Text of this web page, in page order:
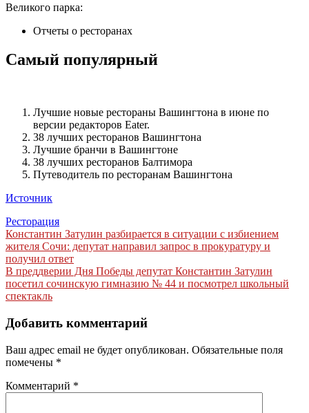
Великого парка:
Отчеты о ресторанах
Самый популярный
Лучшие новые рестораны Вашингтона в июне по
версии редакторов Eater.
38 лучших ресторанов Вашингтона
Лучшие бранчи в Вашингтоне
38 лучших ресторанов Балтимора
Путеводитель по ресторанам Вашингтона
Источник
Ресторация
Навигация
по
записям
Константин Затулин разбирается в ситуации с избиением
жителя Сочи: депутат направил запрос в прокуратуру и
получил ответ
В преддверии Дня Победы депутат Константин Затулин
посетил сочинскую гимназию № 44 и посмотрел школьный
спектакль
Добавить комментарий
Ваш адрес email не будет опубликован. Обязательные поля
помечены *
Комментарий *